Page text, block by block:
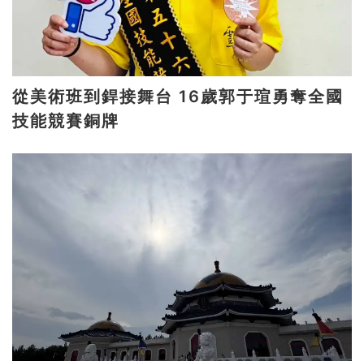
從美術班到銲接舞台 16歲郭于瑄勇奪全國
技能競賽銅牌